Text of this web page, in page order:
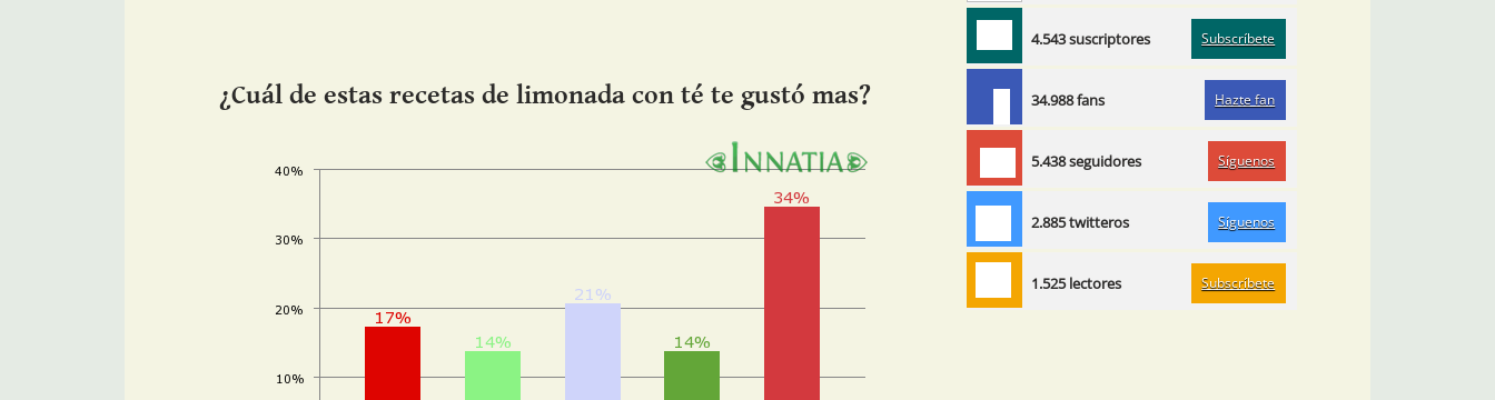
¿Cuál de estas recetas de limonada con té te gustó mas?
4.543 suscriptores Subscríbete
34.988 fans Hazte fan
5.438 seguidores Síguenos
2.885 twitteros Síguenos
1.525 lectores Subscríbete